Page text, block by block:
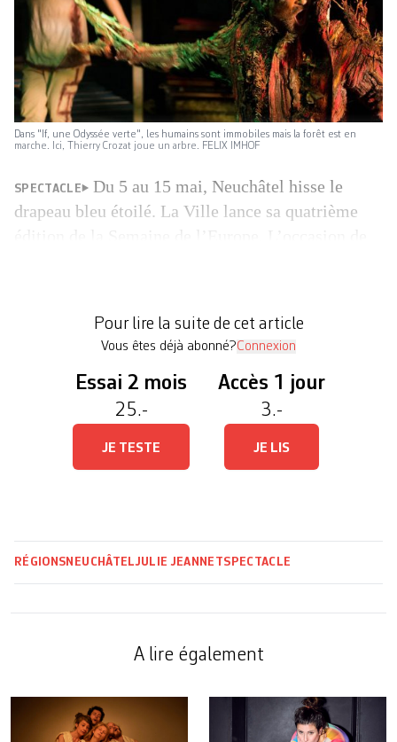
Dans "If, une Odyssée verte", les humains sont immobiles mais la forêt est en
marche. Ici, Thierry Crozat joue un arbre. FELIX IMHOF
SPECTACLE
Du 5 au 15 mai, Neuchâtel hisse le
drapeau bleu étoilé. La Ville lance sa quatrième
que l’on boit, celle qui traverse les villes […]
Pour lire la suite de cet article
Vous êtes déjà abonné?Connexion
Essai 2 mois
25.-
JE TESTE
Accès 1 jour
3.-
JE LIS
RÉGIONS NEUCHÂTELJULIE JEANNETSPECTACLE
A lire également